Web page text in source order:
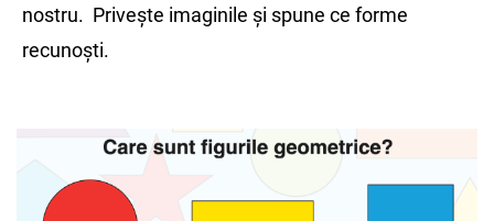
nostru. Privește imaginile și spune ce forme
recunoști.